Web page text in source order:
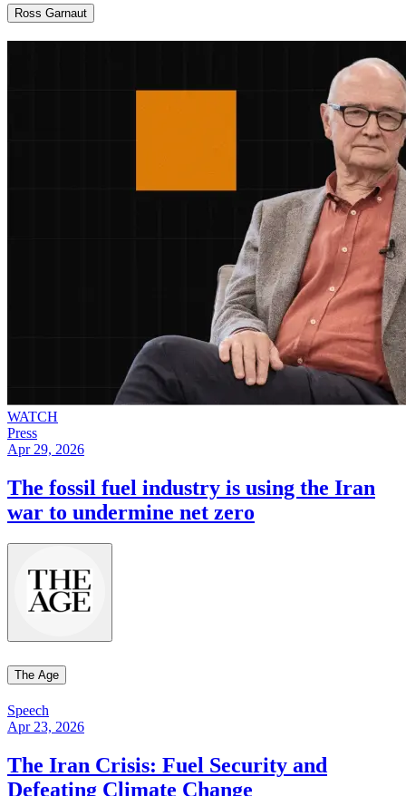
Ross Garnaut​​​​‌ ‍ ​‍​‍‌‍ ‌ ​‍‌‍‍‌‌‍‌ ‌‍‍‌‌‍ ‍​‍​‍​ ‍‍​‍​‍‌ ​ ‌‍​‌‌‍ ‍‌‍‍‌‌ ‌​‌ ‍‌​‍ ‍‌‍‍‌‌‍ ​‍​‍​‍ ​​‍​‍‌‍‍​‌ ​‍‌‍‌‌‌‍‌‍​‍​‍​ ‍‍​‍​‍‌‍‍​‌ ‌​‌ ‌​‌ ​​​ ‍‍​‍ ​‍ ‌‍ ​‌‍ ‌‍​ ‌‍​‌‌‍ ​‌‍‍​‌‍ ‌ ​ ‌ ‌​​ ‍‍​ ​ ​ ​ ​ ​ ​ ​ ​‍ ‌‍‍‌‌‍ ‍‌ ‌​‌‍‌‌‌‍ ‍‌ ‌​​‍ ‌‍‌‌‌‍‌​‌‍‍‌‌ ‌​​‍ ‌‍ ‌‌‍ ‌‍‌​‌‍‌‌​ ‌‌ ​​‌ ​‍‌‍‌‌‌ ​ ‌‍‌‌‌‍ ‍‌ ‌​‌‍​‌‌ ‌​‌‍‍‌‌‍ ‌‍ ‍​ ‍ ‌‍‍‌‌‍‌​​ ‌‌‍​‌​ ​ ‌‍‌‌‌‍​‌‌‍‌‍‌‍​‍​ ‌‌​ ​ ​‍ ‌‌‍​‌​ ‌‌​ ‌​​ ​‍​‍ ‌​ ‌​​ ​‌‌‍​‌​ ‌​​‍ ‌​ ‍​‌‍‌‍‌‍‌​‌‍‌‍​‍ ‌​ ​‍​ ​ ​ ‍​‌‍​ ‌‍​ ​ ‌‍​ ‍‌‌‍​‌​ ​ ‌‍‌​​ ​‍‌‍‌‌​ ‍ ‌ ‌​‌ ‍‌‌ ​​‌‍‌‌​ ‌‌‍​‌‌ ‌‌‌ ‌​‌‍‍​‌‍ ‌ ​‍​ ‍ ‌ ​​‌‍​‌‌ ‌​‌‍‍​​ ‌‌‍ ‍‌‍​‌‌‍ ‌‌‍‌‌​ ‌‍​‍‌‍​‌‌ ​ ‌‍‌‌‌‌‌‌‌ ​‍‌‍ ​​ ‌‌‍‍​‌ ‌​‌ ‌​‌ ​​​‍‌‌​ ​ ‌​​‌​‍‌‌​ ​‍‌​‌‍​‍‌‌​ ​‍‌​‌‍‌‍ ​‌‍ ‌‍​ ‌‍​‌‌‍ ​‌‍‍​‌‍ ‌ ​ ‌ ‌​​‍‌‌​ ​ ‌​​‌​ ​ ​ ​ ​ ​ ​ ​ ​‍‌‍‌‍‍‌‌‍‌​​ ‌‌‍​‌​ ​ ‌‍‌‌‌‍​‌‌‍‌‍‌‍​‍​ ‌‌​ ​ ​‍ ‌‌‍​‌​ ‌‌​ ‌​​ ​‍​‍ ‌​ ‌​​ ​‌‌‍​‌​ ‌​​‍ ‌​ ‍​‌‍‌‍‌‍‌​‌‍‌‍​‍ ‌​ ​‍​ ​ ​ ‍​‌‍​ ‌‍​ ​ ‌‍​ ‍‌‌‍​‌​ ​ ‌‍‌​​ ​‍‌‍‌‌​‍‌‍‌ ‌​‌ ‍‌‌ ​​‌‍‌‌​ ‌‌‍​‌‌ ‌‌‌ ‌​‌‍‍​‌‍ ‌ ​‍​‍‌‍‌ ​​‌‍​‌‌ ‌​‌‍‍​​ ‌‌‍ ‍‌‍​‌‌‍ ‌‌‍‌‌​‍‌‍‌ ​​‌‍‌‌‌ ​‍‌ ​ ‌ ​​‌‍‌‌‌‍​ ‌ ‌​‌‍‍‌‌ ‌‍‌‍‌‌​ ‌‌ ​​‌ ‌‌‌‍​‍‌‍ ​‌‍‍‌‌ ​ ‌‍‍​‌‍‌‌‌‍‌​​‍​‍‌ ‌
WATCH
Press
Apr 29, 2026
The fossil fuel industry is using the Iran
war to undermine net zero​​​​‌ ‍ ​‍​‍‌‍ ‌ ​‍‌‍‍‌‌‍‌ ‌‍‍‌‌‍ ‍​‍​‍​ ‍‍​‍​‍‌ ​ ‌‍​‌‌‍ ‍‌‍‍‌‌ ‌​‌ ‍‌​‍ ‍‌‍‍‌‌‍ ​‍​‍​‍ ​​‍​‍‌‍‍​‌ ​‍‌‍‌‌‌‍‌‍​‍​‍​ ‍‍​‍​‍‌‍‍​‌ ‌​‌ ‌​‌ ​​​ ‍‍​‍ ​‍ ‌‍ ​‌‍ ‌‍​ ‌‍​‌‌‍ ​‌‍‍​‌‍ ‌ ​ ‌ ‌​​ ‍‍​ ​ ​ ​ ​ ​ ​ ​ ​‍ ‌‍‍‌‌‍ ‍‌ ‌​‌‍‌‌‌‍ ‍‌ ‌​​‍ ‌‍‌‌‌‍‌​‌‍‍‌‌ ‌​​‍ ‌‍ ‌‌‍ ‌‍‌​‌‍‌‌​ ‌‌ ​​‌ ​‍‌‍‌‌‌ ​ ‌‍‌‌‌‍ ‍‌ ‌​‌‍​‌‌ ‌​‌‍‍‌‌‍ ‌‍ ‍​ ‍ ‌‍‍‌‌‍‌​​ ‌​ ‌ ​ ‌​​ ‌‍​ ‌‍​ ‍​​ ‌‍​ ‌‌​ ‌‍​‍ ‌​ ‌‌​ ‍​​ ​​​ ‌‌​‍ ‌​ ‌​‌‍​‍‌‍​‍​ ​ ​‍ ‌​ ‍‌​ ‌‌‌‍​‍​ ​‍​‍ ‌‌‍‌‍‌‍​ ‌‍‌‍‌‍‌​​ ‌​‌‍‌‍​ ‌ ​ ‌‍‌‍​ ​ ‌‌​ ‌​​ ​​​ ‍ ‌ ‌​‌ ‍‌‌ ​​‌‍‌‌​ ‌‌‍ ‍‌‍‌‌‌ ‌ ‌ ​ ​ ‍ ‌ ​​‌‍​‌‌ ‌​‌‍‍​​ ‌‌ ‌​‌‍‍‌‌ ‌​‌‍ ​‌‍‌‌​ ‌‍​‍‌‍​‌‌ ​ ‌‍‌‌‌‌‌‌‌ ​‍‌‍ ​​ ‌‌‍‍​‌ ‌​‌ ‌​‌ ​​​‍‌‌​ ​ ‌​​‌​‍‌‌​ ​‍‌​‌‍​‍‌‌​ ​‍‌​‌‍‌‍ ​‌‍ ‌‍​ ‌‍​‌‌‍ ​‌‍‍​‌‍ ‌ ​ ‌ ‌​​‍‌‌​ ​ ‌​​‌​ ​ ​ ​ ​ ​ ​ ​ ​‍‌‍‌‍‍‌‌‍‌​​ ‌​ ‌ ​ ‌​​ ‌‍​ ‌‍​ ‍​​ ‌‍​ ‌‌​ ‌‍​‍ ‌​ ‌‌​ ‍​​ ​​​ ‌‌​‍ ‌​ ‌​‌‍​‍‌‍​‍​ ​ ​‍ ‌​ ‍‌​ ‌‌‌‍​‍​ ​‍​‍ ‌‌‍‌‍‌‍​ ‌‍‌‍‌‍‌​​ ‌​‌‍‌‍​ ‌ ​ ‌‍‌‍​ ​ ‌‌​ ‌​​ ​​​‍‌‍‌ ‌​‌ ‍‌‌ ​​‌‍‌‌​ ‌‌‍ ‍‌‍‌‌‌ ‌ ‌ ​ ​‍‌‍‌ ​​‌‍​‌‌ ‌​‌‍‍​​ ‌‌ ‌​‌‍‍‌‌ ‌​‌‍ ​‌‍‌‌​‍‌‍‌ ​​‌‍‌‌‌ ​‍‌ ​ ‌ ​​‌‍‌‌‌‍​ ‌ ‌​‌‍‍‌‌ ‌‍‌‍‌‌​ ‌‌ ​​‌ ‌‌‌‍​‍‌‍ ​‌‍‍‌‌ ​ ‌‍‍​‌‍‌‌‌‍‌​​‍​‍‌ ‌
The Age​​​​‌ ‍ ​‍​‍‌‍ ‌ ​‍‌‍‍‌‌‍‌ ‌‍‍‌‌‍ ‍​‍​‍​ ‍‍​‍​‍‌ ​ ‌‍​‌‌‍ ‍‌‍‍‌‌ ‌​‌ ‍‌​‍ ‍‌‍‍‌‌‍ ​‍​‍​‍ ​​‍​‍‌‍‍​‌ ​‍‌‍‌‌‌‍‌‍​‍​‍​ ‍‍​‍​‍‌‍‍​‌ ‌​‌ ‌​‌ ​​​ ‍‍​‍ ​‍ ‌‍ ​‌‍ ‌‍​ ‌‍​‌‌‍ ​‌‍‍​‌‍ ‌ ​ ‌ ‌​​ ‍‍​ ​ ​ ​ ​ ​ ​ ​ ​‍ ‌‍‍‌‌‍ ‍‌ ‌​‌‍‌‌‌‍ ‍‌ ‌​​‍ ‌‍‌‌‌‍‌​‌‍‍‌‌ ‌​​‍ ‌‍ ‌‌‍ ‌‍‌​‌‍‌‌​ ‌‌ ​​‌ ​‍‌‍‌‌‌ ​ ‌‍‌‌‌‍ ‍‌ ‌​‌‍​‌‌ ‌​‌‍‍‌‌‍ ‌‍ ‍​ ‍ ‌‍‍‌‌‍‌​​ ‌​ ​‌​ ‌ ​ ‌‍‌‍‌‍‌‍​‍​ ‌‍‌‍​ ‌‍‌​​‍ ‌‌‍‌‍‌‍‌‍​ ‌ ​ ‌​​‍ ‌​ ‌​​ ​​​ ‌‌‌‍​ ​‍ ‌​ ‍‌​ ​‍‌‍‌‍‌‍​ ​‍ ‌‌‍‌​‌‍‌‍‌‍​‌‌‍​‍​ ​​​ ‌‍‌‍​‍​ ​ ​ ‌​‌‍‌‌‌‍​ ​ ‌‍​ ‍ ‌ ‌​‌ ‍‌‌ ​​‌‍‌‌​ ‌‌‍​‌‌ ‌‌‌ ‌​‌‍‍​‌‍ ‌ ​‍​ ‍ ‌ ​​‌‍​‌‌ ‌​‌‍‍​​ ‌‌‍ ‍‌‍​‌‌‍ ‌‌‍‌‌​ ‌‍​‍‌‍​‌‌ ​ ‌‍‌‌‌‌‌‌‌ ​‍‌‍ ​​ ‌‌‍‍​‌ ‌​‌ ‌​‌ ​​​‍‌‌​ ​ ‌​​‌​‍‌‌​ ​‍‌​‌‍​‍‌‌​ ​‍‌​‌‍‌‍ ​‌‍ ‌‍​ ‌‍​‌‌‍ ​‌‍‍​‌‍ ‌ ​ ‌ ‌​​‍‌‌​ ​ ‌​​‌​ ​ ​ ​ ​ ​ ​ ​ ​‍‌‍‌‍‍‌‌‍‌​​ ‌​ ​‌​ ‌ ​ ‌‍‌‍‌‍‌‍​‍​ ‌‍‌‍​ ‌‍‌​​‍ ‌‌‍‌‍‌‍‌‍​ ‌ ​ ‌​​‍ ‌​ ‌​​ ​​​ ‌‌‌‍​ ​‍ ‌​ ‍‌​ ​‍‌‍‌‍‌‍​ ​‍ ‌‌‍‌​‌‍‌‍‌‍​‌‌‍​‍​ ​​​ ‌‍‌‍​‍​ ​ ​ ‌​‌‍‌‌‌‍​ ​ ‌‍​‍‌‍‌ ‌​‌ ‍‌‌ ​​‌‍‌‌​ ‌‌‍​‌‌ ‌‌‌ ‌​‌‍‍​‌‍ ‌ ​‍​‍‌‍‌ ​​‌‍​‌‌ ‌​‌‍‍​​ ‌‌‍ ‍‌‍​‌‌‍ ‌‌‍‌‌​‍‌‍‌ ​​‌‍‌‌‌ ​‍‌ ​ ‌ ​​‌‍‌‌‌‍​ ‌ ‌​‌‍‍‌‌ ‌‍‌‍‌‌​ ‌‌ ​​‌ ‌‌‌‍​‍‌‍ ​‌‍‍‌‌ ​ ‌‍‍​‌‍‌‌‌‍‌​​‍​‍‌ ‌
Speech
Apr 23, 2026
The Iran Crisis: Fuel Security and
Defeating Climate Change​​​​‌ ‍ ​‍​‍‌‍ ‌ ​‍‌‍‍‌‌‍‌ ‌‍‍‌‌‍ ‍​‍​‍​ ‍‍​‍​‍‌ ​ ‌‍​‌‌‍ ‍‌‍‍‌‌ ‌​‌ ‍‌​‍ ‍‌‍‍‌‌‍ ​‍​‍​‍ ​​‍​‍‌‍‍​‌ ​‍‌‍‌‌‌‍‌‍​‍​‍​ ‍‍​‍​‍‌‍‍​‌ ‌​‌ ‌​‌ ​​​ ‍‍​‍ ​‍ ‌‍ ​‌‍ ‌‍​ ‌‍​‌‌‍ ​‌‍‍​‌‍ ‌ ​ ‌ ‌​​ ‍‍​ ​ ​ ​ ​ ​ ​ ​ ​‍ ‌‍‍‌‌‍ ‍‌ ‌​‌‍‌‌‌‍ ‍‌ ‌​​‍ ‌‍‌‌‌‍‌​‌‍‍‌‌ ‌​​‍ ‌‍ ‌‌‍ ‌‍‌​‌‍‌‌​ ‌‌ ​​‌ ​‍‌‍‌‌‌ ​ ‌‍‌‌‌‍ ‍‌ ‌​‌‍​‌‌ ‌​‌‍‍‌‌‍ ‌‍ ‍​ ‍ ‌‍‍‌‌‍‌​​ ‌‌‍​‍​ ​​​ ‍​​ ‌‌​ ​‍​ ​ ​ ‌​‌‍​ ​‍ ‌​ ​‌‌‍‌‌​ ‍​​ ‍​​‍ ‌​ ‌​‌‍​‍​ ‌‍​ ​‌​‍ ‌​ ‍‌​ ‍​‌‍​‌​ ‌‍​‍ ‌​ ‌​​ ‍​‌‍‌‍‌‍‌‍​ ‌ ‌‍​‌​ ​‍‌‍​‍‌‍‌‍​ ​ ​ ​ ‌‍​‌​ ‍ ‌ ‌​‌ ‍‌‌ ​​‌‍‌‌​ ‌‌‍ ‍‌‍‌‌‌ ‌ ‌ ​ ​ ‍ ‌ ​​‌‍​‌‌ ‌​‌‍‍​​ ‌‌ ‌​‌‍‍‌‌ ‌​‌‍ ​‌‍‌‌​ ‌‍​‍‌‍​‌‌ ​ ‌‍‌‌‌‌‌‌‌ ​‍‌‍ ​​ ‌‌‍‍​‌ ‌​‌ ‌​‌ ​​​‍‌‌​ ​ ‌​​‌​‍‌‌​ ​‍‌​‌‍​‍‌‌​ ​‍‌​‌‍‌‍ ​‌‍ ‌‍​ ‌‍​‌‌‍ ​‌‍‍​‌‍ ‌ ​ ‌ ‌​​‍‌‌​ ​ ‌​​‌​ ​ ​ ​ ​ ​ ​ ​ ​‍‌‍‌‍‍‌‌‍‌​​ ‌‌‍​‍​ ​​​ ‍​​ ‌‌​ ​‍​ ​ ​ ‌​‌‍​ ​‍ ‌​ ​‌‌‍‌‌​ ‍​​ ‍​​‍ ‌​ ‌​‌‍​‍​ ‌‍​ ​‌​‍ ‌​ ‍‌​ ‍​‌‍​‌​ ‌‍​‍ ‌​ ‌​​ ‍​‌‍‌‍‌‍‌‍​ ‌ ‌‍​‌​ ​‍‌‍​‍‌‍‌‍​ ​ ​ ​ ‌‍​‌​‍‌‍‌ ‌​‌ ‍‌‌ ​​‌‍‌‌​ ‌‌‍ ‍‌‍‌‌‌ ‌ ‌ ​ ​‍‌‍‌ ​​‌‍​‌‌ ‌​‌‍‍​​ ‌‌ ‌​‌‍‍‌‌ ‌​‌‍ ​‌‍‌‌​‍‌‍‌ ​​‌‍‌‌‌ ​‍‌ ​ ‌ ​​‌‍‌‌‌‍​ ‌ ‌​‌‍‍‌‌ ‌‍‌‍‌‌​ ‌‌ ​​‌ ‌‌‌‍​‍‌‍ ​‌‍‍‌‌ ​ ‌‍‍​‌‍‌‌‌‍‌​​‍​‍‌ ‌